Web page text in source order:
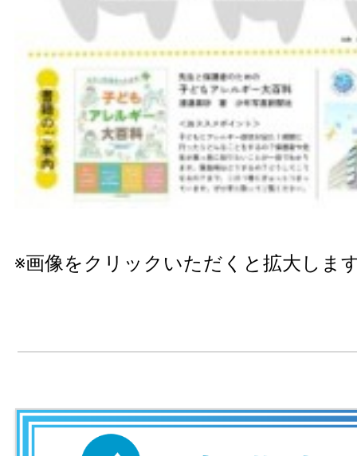
※画像をクリックいただくと拡大しま